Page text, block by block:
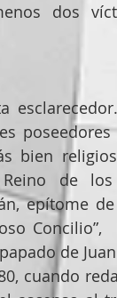
dos
bien
de
epítome
Concilio”,
de
cuando